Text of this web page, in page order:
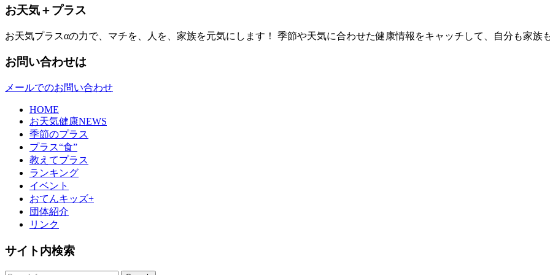
お天気＋プラス
お天気プラスαの力で、マチを、人を、家族を元気にします！ 季節や天気に合わせた健康情報をキャッチして、自分も家族
お問い合わせは
メールでのお問い合わせ
HOME
お天気健康NEWS
季節のプラス
プラス“食”
教えてプラス
ランキング
イベント
おてんキッズ+
団体紹介
リンク
サイト内検索